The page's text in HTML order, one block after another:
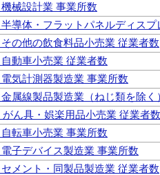
械設計業 事業所数
半導体・フラットパネルディス
の他の飲食料品小売業 従業者数
動車小売業 従業者数
電気計測器製造業 事業所数
金属線製品製造業（ねじ類を除く
がん具・娯楽用品小売業 従業者数
転車小売業 事業所数
電子デバイス製造業 事業所数
セメント・同製品製造業 従業者数